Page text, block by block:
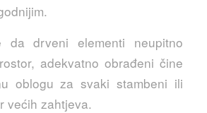
da drveni elementi neupitno
adekvatno obrađeni čine
oblogu za svaki stambeni ili
većih zahtjeva.